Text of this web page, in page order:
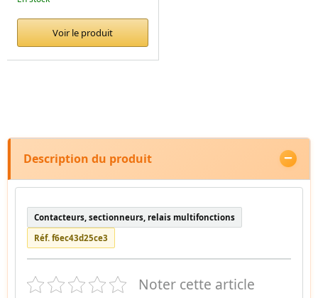
Voir le produit
Description du produit
Contacteurs, sectionneurs, relais multifonctions
Réf. f6ec43d25ce3
Noter cette article